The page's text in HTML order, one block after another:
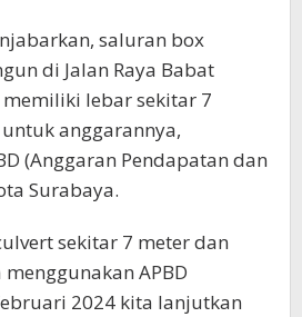
saluran box
di Jalan Raya Babat
memiliki lebar sekitar 7
anggarannya,
(Anggaran Pendapatan dan
Surabaya.
sekitar 7 meter dan
APBD
2024 kita lanjutkan